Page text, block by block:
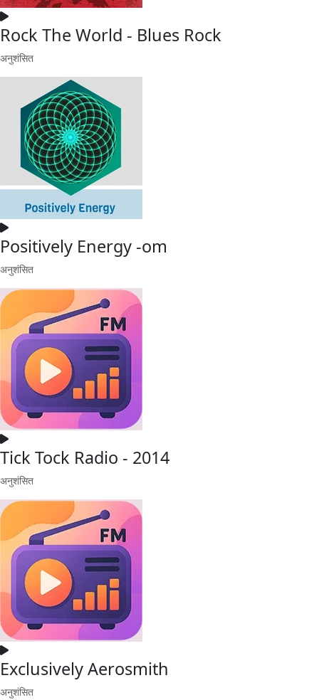
Rock The World - Blues Rock
अनुशंसित
Positively Energy -om
अनुशंसित
Tick Tock Radio - 2014
अनुशंसित
Exclusively Aerosmith
अनुशंसित